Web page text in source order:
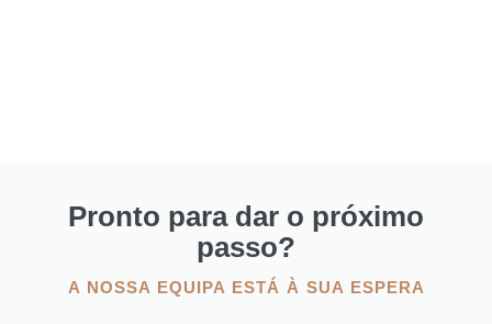
Pronto para dar o próximo
passo?
A NOSSA EQUIPA ESTÁ À SUA ESPERA